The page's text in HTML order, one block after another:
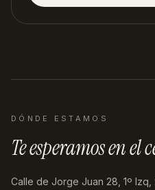
DÓNDE ESTAMOS
Te esperamos enel
Calle de Jorge Juan 28, 1º Izq,